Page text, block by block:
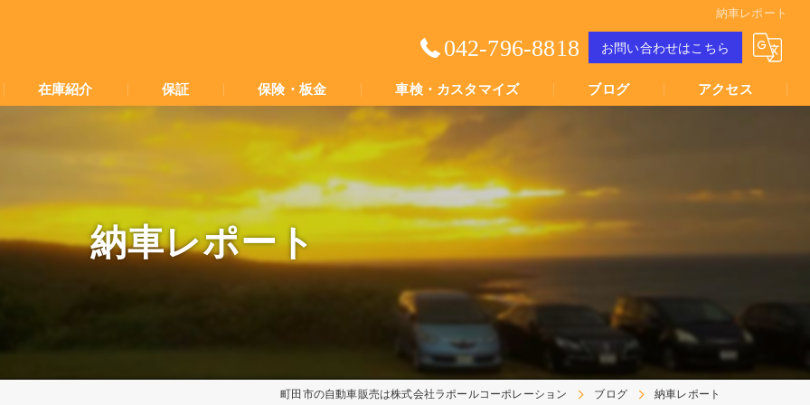
納車レポート
042-796-8818 お問い合わせはこちら
在庫紹介 保証 保険・板金 車検・カスタマイズ ブログ
Youtube動画
アクセス
納車レポート
町田市の自動車販売は株式会社ラポールコーポレーション ブログ 納車レポート